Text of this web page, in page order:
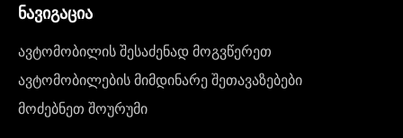
ნავიგაცია
ავტომობილის შესაძენად მოგვწერეთ
ავტომობილების მიმდინარე შეთავაზებები
მოძებნეთ შოურუმი